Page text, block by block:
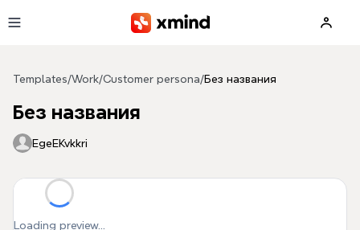
Templates/Work/Customer persona/Без названия
Без названия
EgeEKvkkri
Loading preview...